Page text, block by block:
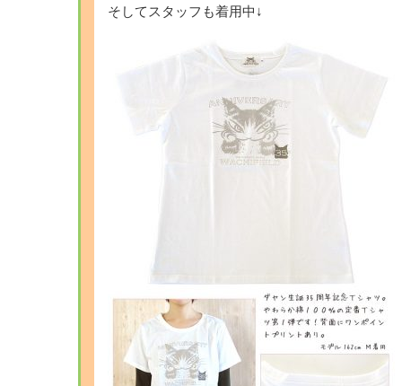
そしてスタッフも着用中↓